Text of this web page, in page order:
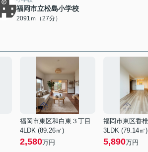
福岡市立松島小学校
2091ｍ（27分）
福岡市東区和白東３丁目
4LDK (89.26㎡)
2,580万円
3LDK (79.14㎡)
5,890万円